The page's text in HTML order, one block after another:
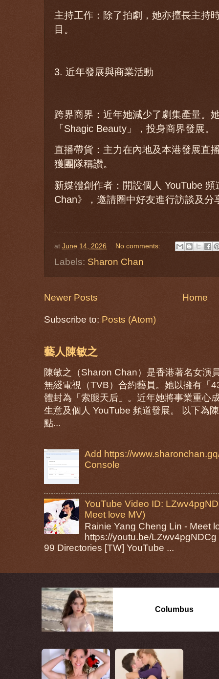
主持工作：除了拍劇，她亦擅長主持
目。
3. 近年發展與商業活動
跨界商界：近年她減少了劇集產量。
「Shagic Beauty」，投身商界發展。
直播帶貨：主力在內地及本港發展直
獲團隊稱讚。
新媒體創作者：開設個人 YouTube
Chan》，邀請圈中好友進行訪談及分
at June 14, 2026 No comments:
Labels: Sharon Chan
Newer Posts Home
Subscribe to: Posts (Atom)
藝人陳敏之
陳敏之（Sharon Chan）是香港著名女演
無綫電視（TVB）合約藝員。她以擁有「
體封為「索腿天后」。近年她將事業重心
生意及個人 YouTube 頻道發展。 以下為
點...
Add https://
Console
YouTube Video ID:
Meet love MV)
Rainie Yang Cheng Lin - Meet
https://youtu.be/
99 Directories [TW] YouTube ...